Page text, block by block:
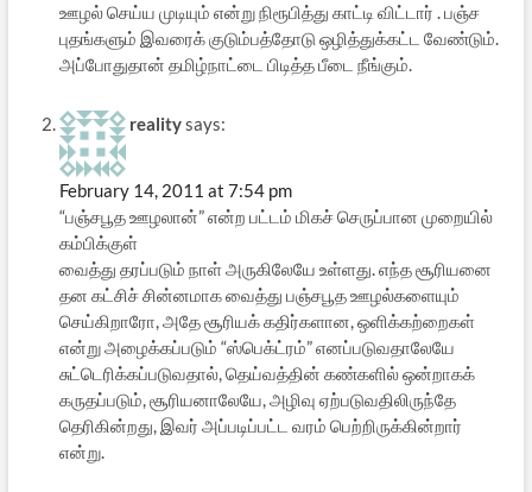
ஊழல் செய்ய முடியும் என்று நிரூபித்து காட்டி விட்டார் . பஞ்ச
புதங்களும் இவரைக் குடும்பத்தோடு ஒழித்துக்கட்ட வேண்டும்.
அப்போதுதான் தமிழ்நாட்டை பிடித்த பீடை நீங்கும்.
realitysays:
February 14, 2011 at 7:54 pm
“பஞ்சபூத ஊழலான்” என்ற பட்டம் மிகச் செருப்பான முறையில்
கம்பிக்குள்
வைத்து தரப்படும் நாள் அருகிலேயே உள்ளது. எந்த சூரியனை
தன கட்சிச் சின்னமாக வைத்து பஞ்சபூத ஊழல்களையும்
செய்கிறாரோ, அதே சூரியக் கதிர்களான, ஒளிக்கற்றைகள்
என்று அழைக்கப்படும் “ஸ்பெக்ட்ரம்” எனப்படுவதாலேயே
சுட்டெரிக்கப்படுவதால், தெய்வத்தின் கண்களில் ஒன்றாகக்
கருதப்படும், சூரியனாலேயே, அழிவு ஏற்படுவதிலிருந்தே
தெரிகின்றது, இவர் அப்படிப்பட்ட வரம் பெற்றிருக்கின்றார்
என்று.